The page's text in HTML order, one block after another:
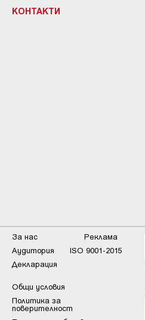
КОНТАКТИ
За нас
Реклама
Аудитория
ISO 9001-2015
Декларация
Общи условия
Пoлитикa зa
пoвepитeлнocт